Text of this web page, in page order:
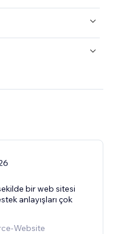
bir web sitesi
anlayışları çok
Website